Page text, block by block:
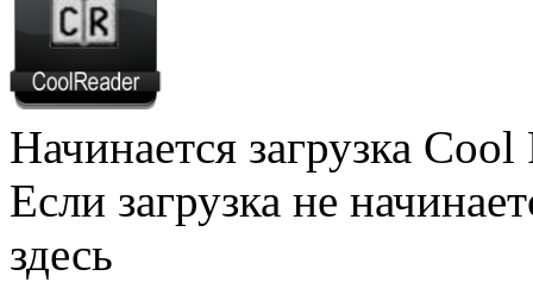
Начинается загрузка Cool
Если загрузка не
здесь